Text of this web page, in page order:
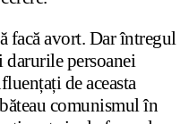
facă avort. Dar întregul
darurile persoanei
de aceasta
comunismul în